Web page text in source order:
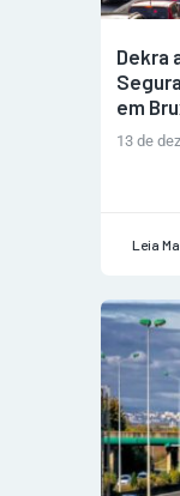
Dekra
em
13 de
Leia